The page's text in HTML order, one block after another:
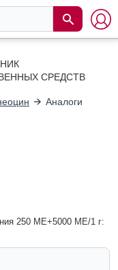
СРЕДСТВ
Аналоги
250 МЕ+5000 МЕ/1 г: